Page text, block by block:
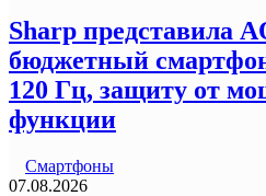
Sharp представила
бюджетный
120 Гц, защиту от
функции
Смартфоны
07.08.2026